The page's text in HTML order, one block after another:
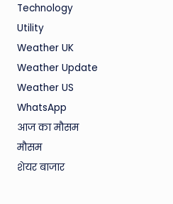
Technology
Utility
Weather UK
Weather Update
Weather US
WhatsApp
आज का मौसम
मौसम
शेयर बाजार